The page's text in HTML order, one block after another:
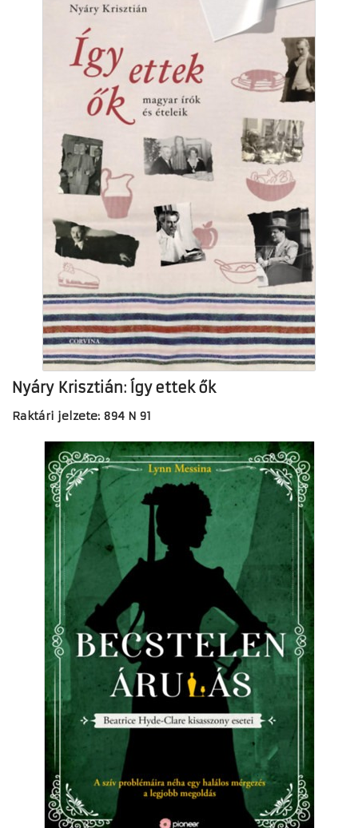
Nyáry Krisztián: Így ettek ők
Raktári jelzete: 894 N 91